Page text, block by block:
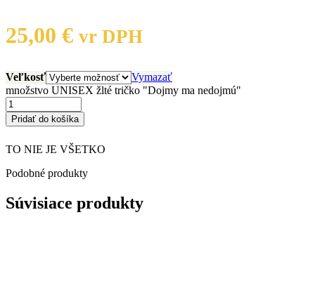
25,00 € vr DPH
Veľkosť
Vymazať
množstvo UNISEX žlté tričko "Dojmy ma nedojmú"
Pridať do košíka
TO NIE JE VŠETKO
Podobné produkty
Súvisiace produkty